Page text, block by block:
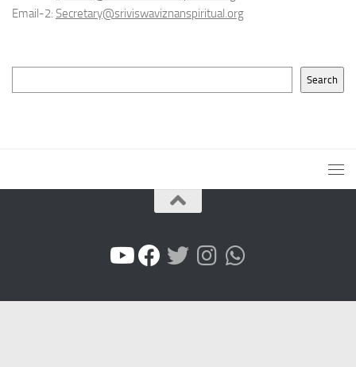
Email-2: Secretary@sriviswaviznanspiritual.org
Search